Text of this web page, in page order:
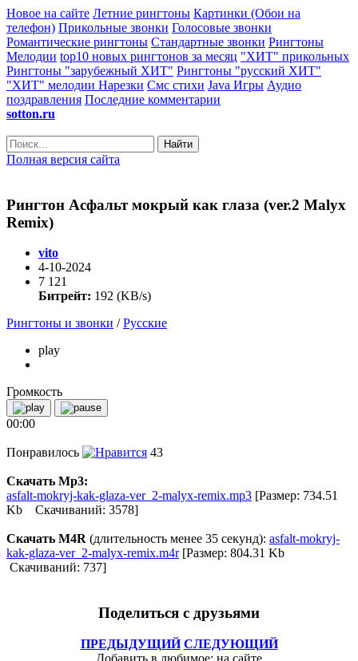
Новое на сайте Летние рингтоны Картинки (Обои на
телефон) Прикольные звонки Голосовые звонки
Романтические рингтоны Стандартные звонки Рингтоны
Мелодии top10 новых рингтонов за месяц "ХИТ" прикольных
Рингтоны "зарубежный ХИТ" Рингтоны "русский ХИТ"
"ХИТ" мелодии Нарезки Смс стихи Java Игры Аудио
поздравления Последние комментарии
sotton.ru
Найти
Полная версия сайта
Рингтон Асфальт мокрый как глаза (ver.2 Malyx
Remix)
vito
4-10-2024
7 121
Битрейт: 192 (KB/s)
Рингтоны и звонки /Русские
play
Громкость
00:00
Понравилось 43
Скачать Mp3:
asfalt-mokryj-kak-glaza-ver_2-malyx-remix.mp3 [Размер: 734.51
Kb Скачиваний: 3578]
Скачать M4R (длительность менее 35 секунд): asfalt-mokryj-
kak-glaza-ver_2-malyx-remix.m4r[Размер: 804.31 Kb
Скачиваний: 737]
Поделиться с друзьями
ПРЕДЫДУЩИЙ СЛЕДУЮЩИЙ
Добавить в любимое: на сайте